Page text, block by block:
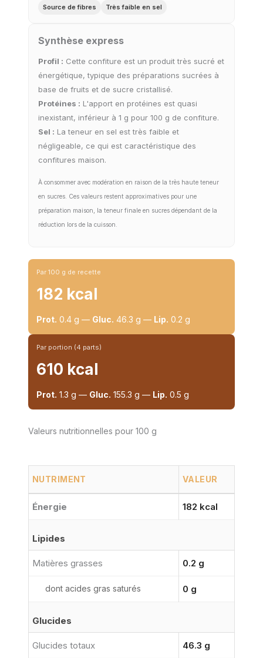
Source de fibres
Très faible en sel
Synthèse express
Profil : Cette confiture est un produit très sucré et
énergétique, typique des préparations sucrées à
base de fruits et de sucre cristallisé.
Protéines : L'apport en protéines est quasi
inexistant, inférieur à 1 g pour 100 g de confiture.
Sel : La teneur en sel est très faible et
négligeable, ce qui est caractéristique des
confitures maison.
À consommer avec modération en raison de la très haute teneur
en sucres. Ces valeurs restent approximatives pour une
préparation maison, la teneur finale en sucres dépendant de la
réduction lors de la cuisson.
Par 100 g de recette
182 kcal
Prot. 0.4 g — Gluc. 46.3 g — Lip. 0.2 g
Par portion (4 parts)
610 kcal
Prot. 1.3 g — Gluc. 155.3 g — Lip. 0.5 g
Valeurs nutritionnelles pour 100 g
NUTRIMENT VALEUR
Énergie 182 kcal
Lipides
Matières grasses 0.2 g
dont acides gras saturés 0 g
Glucides
Glucides totaux 46.3 g